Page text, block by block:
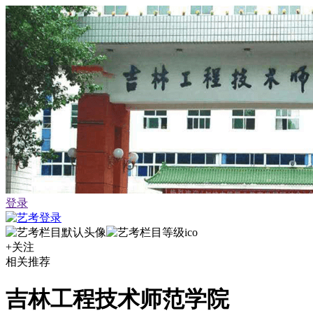
登录
+关注
相关推荐
吉林工程技术师范学院